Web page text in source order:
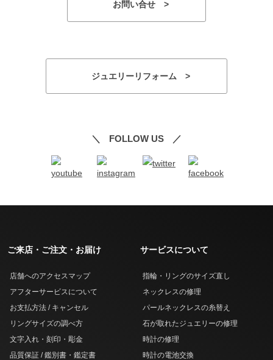
お問い合せ >
ジュエリーリフォーム >
FOLLOW US
ご来店・ご注文・お届け
店舗へのアクセスマップ
アフターサービスについて
お支払方法 / キャンセル
リングサイズの調べ方
文字入れ・刻印・彫金
品質保証 / 鑑別書・鑑定書
サービスについて
指輪・リングのサイズ直し
ネックレスの修理
パールネックレスの糸替え
石が取れたジュエリーの修理
時計の修理
時計の電池交換